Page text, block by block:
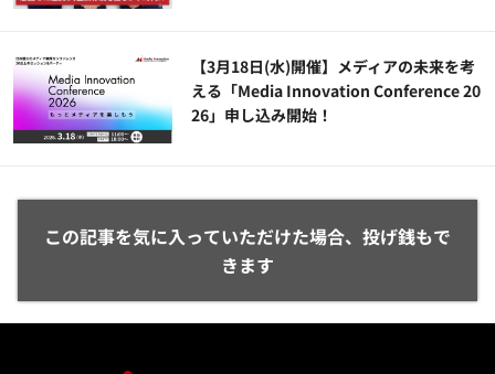
【3月18日(水)開催】メディアの未来を考
える「Media Innovation Conference 20
26」申し込み開始！
この記事を気に入っていただけた場合、投げ銭もで
きます